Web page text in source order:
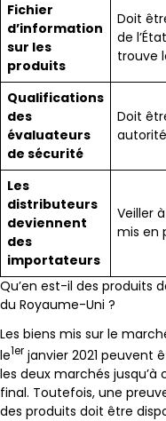
Fichier
d’information
sur les
produits
Doit
de
trouve
Qualifications
des
évaluateurs
de sécurité
Doit
Les
distributeurs
deviennent
des
importateurs
Veiller
mis en
Qu’en est-il des produits
du Royaume-Uni ?
Les biens mis sur le
le1er janvier 2021 peuvent
les deux marchés
final. Toutefois, une
des produits doit être